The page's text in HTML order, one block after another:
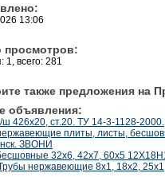
13:06
просмотров:
1, всего: 281
также предложения на
объявления:
ш 426х20, ст.20. ТУ 14-3-1128-2000.
плиты, листы,
ЗВОНИ
32х6, 42х7, 60х5
нержавеющие 8х1, 18х2,